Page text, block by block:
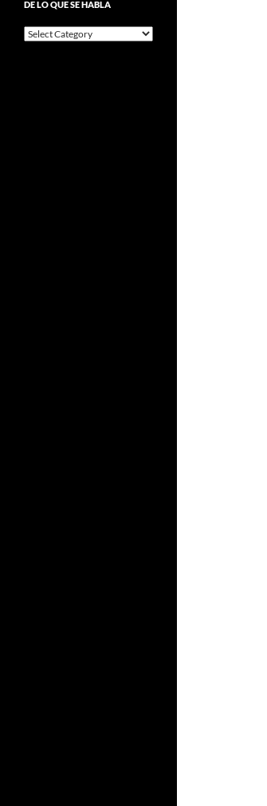
Alejo
DE LO QUE SE HABLA
De